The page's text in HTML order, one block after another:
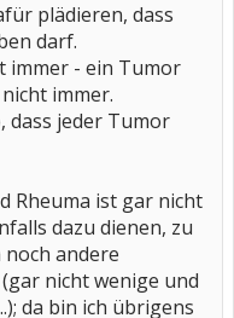
plädieren, dass
darf.
immer - ein Tumor
immer.
dass jeder Tumor
Rheuma ist gar nicht
dazu dienen, zu
noch andere
nicht wenige und
da bin ich übrigens